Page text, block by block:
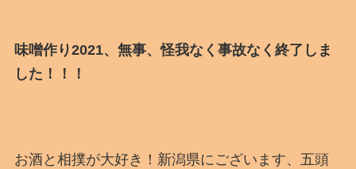
味噌作り2021、無事、怪我なく事故なく終了しま
した！！！
お酒と相撲が大好き！新潟県にございます、五頭